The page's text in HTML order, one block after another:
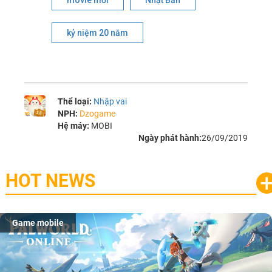
kỷ niệm 20 năm
Thể loại: Nhập vai
NPH: Dzogame
Hệ máy: MOBI
Ngày phát hành:26/09/2019
HOT NEWS
Game mobile